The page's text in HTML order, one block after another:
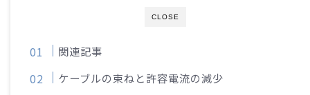
CLOSE
関連記事
ケーブルの束ねと許容電流の減少